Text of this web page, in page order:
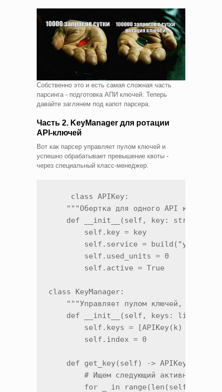
Собственно это и есть самая сложная часть
парсинга - подготовка АПИ ключей. Теперь
давайте заглянем под капот парсера.
Часть 2. KeyManager для ротации
API-ключей
Вот как парсер управляет пулом ключей и
успешно обрабатывает превышение квоты -
через специальный класс-менеджер.
     class APIKey:
    """Обертка для одного API ключа"""
    def __init__(self, key: str):
        self.key = key
self.service =
        self.used_units = 0
        self.active = True
class KeyManager:
"""Управляет пулом ключей,
def __init__(self, keys:
self.keys = [APIKey(k) for k
        self.index = 0
    def get_key(self) -> APIKey:
# Ищем следующий активный ключ
        for _ in range(len(self.keys)):